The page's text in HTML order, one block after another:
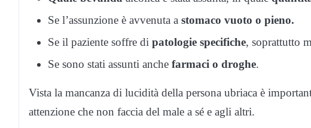
Se l’assunzione è avvenuta a stomaco vuoto o pieno.
Se il paziente soffre di patologie specifiche, soprattutto
Se sono stati assunti anche farmaci o droghe.
Vista la mancanza di lucidità della persona ubriaca è
attenzione che non faccia del male a sé e agli altri.